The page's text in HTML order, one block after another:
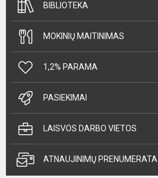
BIBLIOTEKA
MOKINIŲ MAITINIMAS
1,2% PARAMA
PASIEKIMAI
LAISVOS DARBO VIETOS
ATNAUJINIMŲ PRENUMERATA